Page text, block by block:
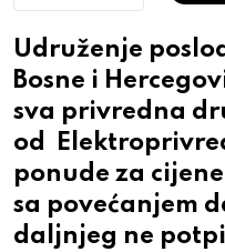
Udruženje
Bosne i
sva privredna
od
ponude za
sa povećanjem
daljnjeg ne